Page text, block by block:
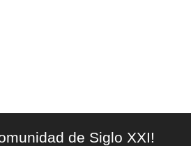
de Siglo XXI!